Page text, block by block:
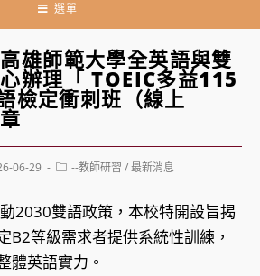
選單
高雄師範大學全英語與雙
辦理「 TOEIC多益115
檢定衝刺班（線上
06-29
Post--教師研習 /最新消息
2030雙語政策，本校特開設旨揭
B2等級需求者提供系統性訓練，
體英語實力。